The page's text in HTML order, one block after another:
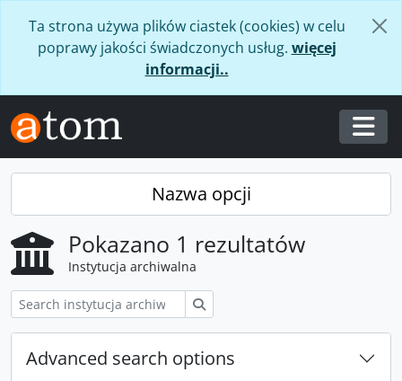
Ta strona używa plików ciastek (cookies) w celu
poprawy jakości świadczonych usług. więcej
informacji..
Nazwa opcji
Pokazano 1 rezultatów
Instytucja archiwalna
Advanced search options